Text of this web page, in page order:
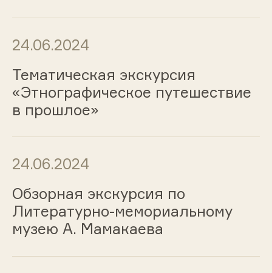
24.06.2024
Тематическая экскурсия
«Этнографическое путешествие
в прошлое»
24.06.2024
Обзорная экскурсия по
Литературно-мемориальному
музею А. Мамакаева